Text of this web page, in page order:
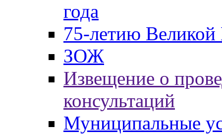
года
75-летию
ЗОЖ
Извещение о
консультаций
Муниципальные